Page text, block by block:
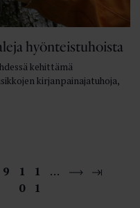
hyönteistuhoista
kehittämä
kirjanpainajatuhoja,
9
1
0
1
1
…